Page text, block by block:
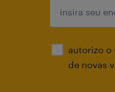
autorizo o
de novas
enviar